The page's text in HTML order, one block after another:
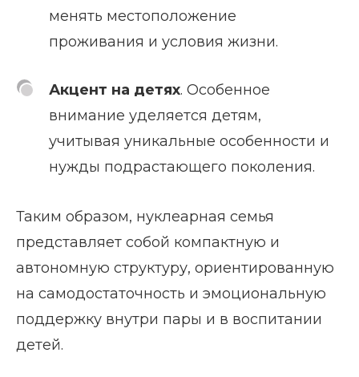
менять местоположение
проживания и условия жизни.
Акцент на детях. Особенное
внимание уделяется детям,
учитывая уникальные особенности и
нужды подрастающего поколения.
Таким образом, нуклеарная семья
представляет собой компактную и
автономную структуру, ориентированную
на самодостаточность и эмоциональную
поддержку внутри пары и в воспитании
детей.